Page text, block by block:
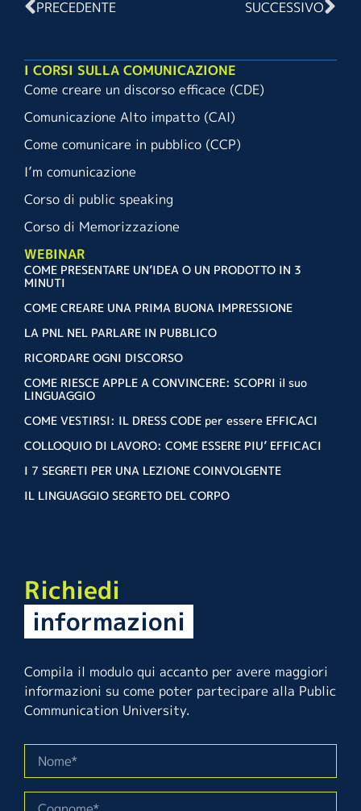
PRECEDENTE SUCCESSIVO
I CORSI SULLA COMUNICAZIONE
Come creare un discorso efficace (CDE)
Comunicazione Alto impatto (CAI)
Come comunicare in pubblico (CCP)
I’m comunicazione
Corso di public speaking
Corso di Memorizzazione
WEBINAR
COME PRESENTARE UN’IDEA O UN PRODOTTO IN 3
MINUTI
COME CREARE UNA PRIMA BUONA IMPRESSIONE
LA PNL NEL PARLARE IN PUBBLICO
RICORDARE OGNI DISCORSO
COME RIESCE APPLE A CONVINCERE: SCOPRI il suo
LINGUAGGIO
COME VESTIRSI: IL DRESS CODE per essere EFFICACI
COLLOQUIO DI LAVORO: COME ESSERE PIU’ EFFICACI
I 7 SEGRETI PER UNA LEZIONE COINVOLGENTE
IL LINGUAGGIO SEGRETO DEL CORPO
Richiedi
informazioni
Compila il modulo qui accanto per avere maggiori
informazioni su come poter partecipare alla Public
Communication University.